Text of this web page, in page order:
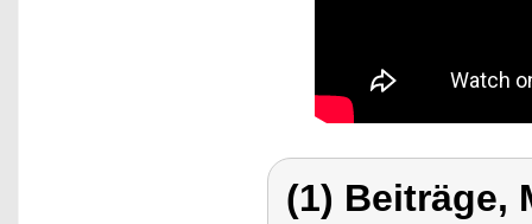
(1) Beiträge,